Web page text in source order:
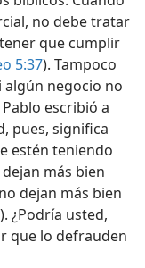
no debe tratar
que cumplir
5:37). Tampoco
algún negocio no
escribió a
pues, significa
estén teniendo
más bien
dejan más bien
). ¿Podría usted,
que lo defrauden